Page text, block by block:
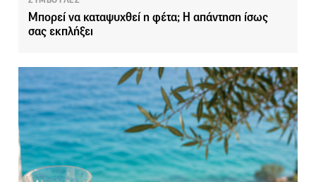
Μπορεί να καταψυχθεί η φέτα; Η απάντηση ίσως
σας εκπλήξει